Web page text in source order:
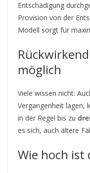
Entschädigung
Provision von der
Modell sorgt für
möglich
Viele wissen nicht:
Vergangenheit lagen,
in der Regel bis zu
es sich, auch ältere
Wie hoch ist